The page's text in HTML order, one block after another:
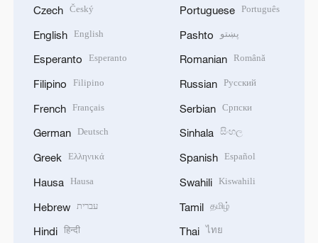
Czech Český
English English
Esperanto Esperanto
Filipino Filipino
French Français
German Deutsch
Greek Ελληνικά
Hausa Hausa
Hebrew עברית
Hindi हिन्दी
Portuguese Português
Pashto پښتو
Romanian Română
Russian Русский
Serbian Српски
Sinhala සිංහල
Spanish Español
Swahili Kiswahili
Tamil தமிழ்
Thai ไทย